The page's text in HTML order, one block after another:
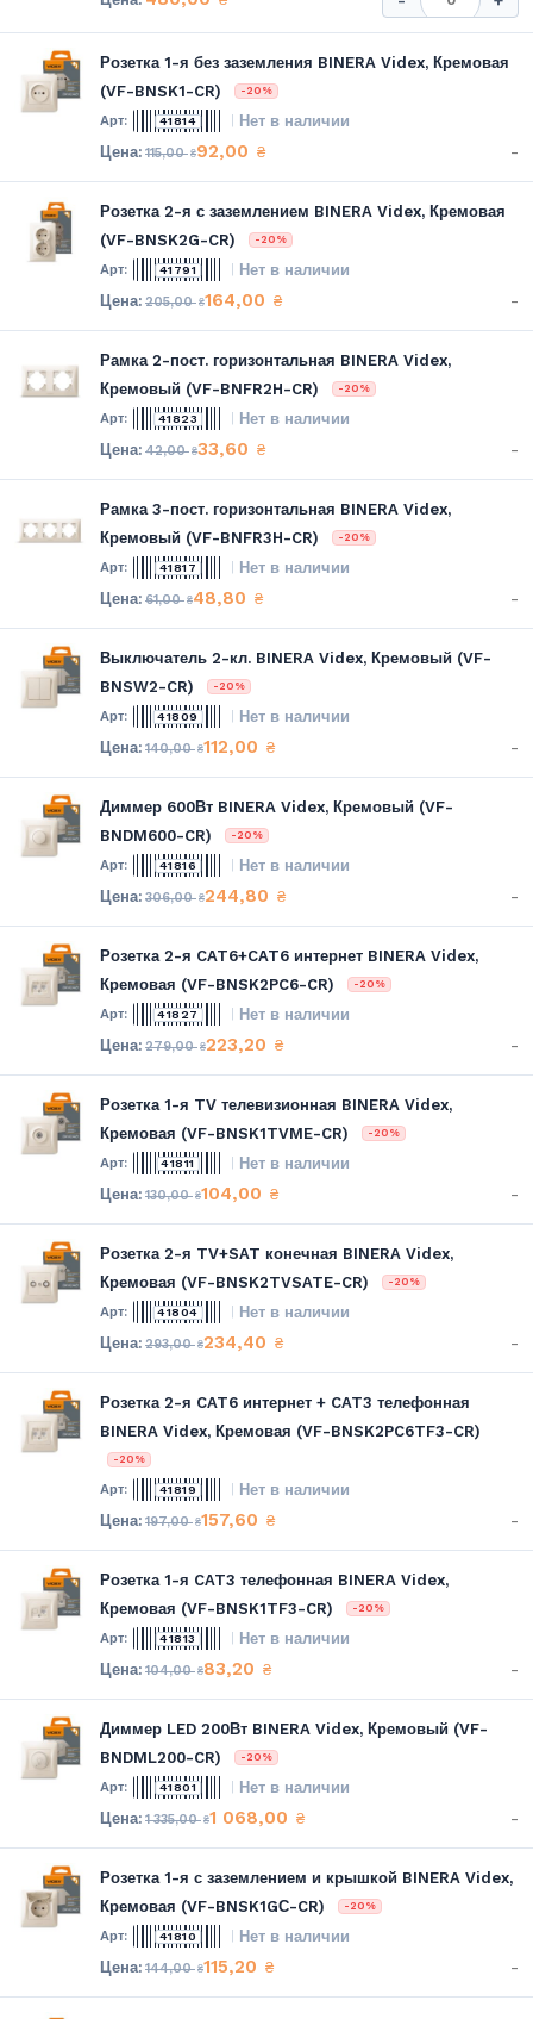
Розетка 1-я без заземления BINERA Videx, Кремовая
(VF-BNSK1-CR)
-20%
41814 Нет в наличии
115,00₴92,00 ₴ -
Розетка 2-я с заземлением BINERA Videx, Кремовая
(VF-BNSK2G-CR)
-20%
41791 Нет в наличии
205,00₴164,00 ₴ -
Рамка 2-пост. горизонтальная BINERA Videx,
Кремовый (VF-BNFR2H-CR)
-20%
41823 Нет в наличии
42,00₴33,60 ₴ -
Рамка 3-пост. горизонтальная BINERA Videx,
Кремовый (VF-BNFR3H-CR)
-20%
41817 Нет в наличии
61,00₴48,80 ₴ -
Выключатель 2-кл. BINERA Videx, Кремовый (VF-
BNSW2-CR)
-20%
41809 Нет в наличии
140,00₴112,00 ₴ -
Диммер 600Вт BINERA Videx, Кремовый (VF-
BNDM600-CR)
-20%
41816 Нет в наличии
306,00₴244,80 ₴ -
Розетка 2-я CAT6+CAT6 интернет BINERA Videx,
Кремовая (VF-BNSK2PC6-CR)
-20%
41827 Нет в наличии
279,00₴223,20 ₴ -
Розетка 1-я TV телевизионная BINERA Videx,
Кремовая (VF-BNSK1TVME-CR)
-20%
41811 Нет в наличии
130,00₴104,00 ₴ -
Розетка 2-я TV+SAT конечная BINERA Videx,
Кремовая (VF-BNSK2TVSATE-CR)
-20%
41804 Нет в наличии
293,00₴234,40 ₴ -
Розетка 2-я CAT6 интернет + CAT3 телефонная
BINERA Videx, Кремовая (VF-BNSK2PC6TF3-CR)
-20%
41819 Нет в наличии
197,00₴157,60 ₴ -
Розетка 1-я CAT3 телефонная BINERA Videx,
Кремовая (VF-BNSK1TF3-CR)
-20%
41813 Нет в наличии
104,00₴83,20 ₴ -
Диммер LED 200Вт BINERA Videx, Кремовый (VF-
BNDML200-CR)
-20%
41801 Нет в наличии
1 335,00₴1 068,00 ₴ -
Розетка 1-я с заземлением и крышкой BINERA Videx,
Кремовая (VF-BNSK1GС-CR)
-20%
41810 Нет в наличии
144,00₴115,20 ₴ -